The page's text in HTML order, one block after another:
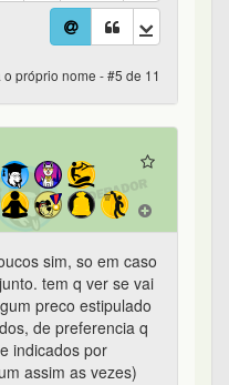
próprio nome - #5 de 11
sim, so em caso
tem q ver se vai
preco estipulado
de preferencia q
indicados por
assim as vezes)